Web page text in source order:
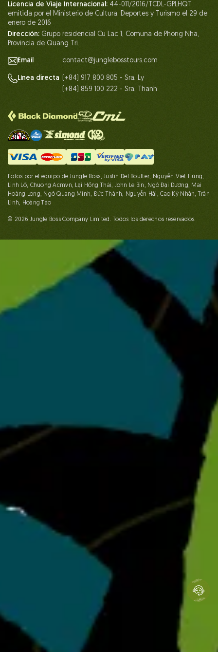
Asociación
Contáctanos
Licencia de Viaje Internacional: 44-011/2016/TCDL-GPLHQT
emitida por el Ministerio de Cultura, Deportes y Turismo el 29 de
enero de 2016
Dirección: Grupo residencial Cu Lac 1, Comuna de Phong Nha,
Provincia de Quang Tri.
Email contact@junglebosstours.com
Línea directa
(+84) 917 800 805 - Sra. Ly
(+84) 859 100 222 - Sra. Thanh
Fotos por el equipo de Jungle Boss, Justin Del Boulter, Nguyễn Việt Hùng,
Linh Lố, Chuong Acmvn, Lại Hồng Thái, John Le Bin, Ngô Đại Dương, Mai
Hoàng Long, Ngô Quang Minh, Đức Thành, Nguyễn Hải, Cao Kỳ Nhân, Trần
Linh, Hoàng Táo
© 2026 Jungle Boss Company Limited. Todos los derechos reservados.